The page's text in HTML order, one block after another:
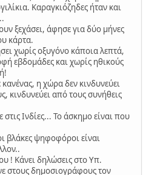
Kαραγκιόζηδες ήταν και
ξεχάσει, άφησε για δύο μήνες
κάρτα.
χωρίς οξυγόνο κάποια λεπτά,
εβδομάδες και χωρίς ηθικούς
κανένας, η χώρα δεν κινδυνεύει
κινδυνεύει από τους συνήθεις
Ινδίες... Το άσκημο είναι που
βλάκες ψηφοφόροι είναι
! Κάνει δηλώσεις στο Υπ.
στους δημοσιογράφους τον